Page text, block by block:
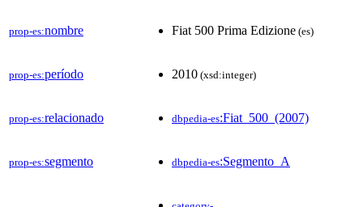
prop-es:nombre Fiat 500 Prima Edizione (es)
prop-es:período 2010 (xsd:integer)
prop-es:relacionado dbpedia-es:Fiat_500_(2007)
prop-es:segmento dbpedia-es:Segmento_A